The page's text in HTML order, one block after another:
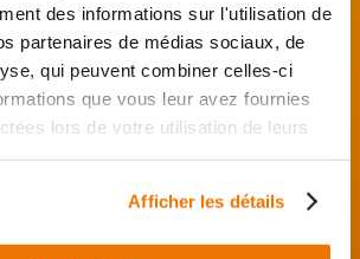
des informations sur l'utilisation de
partenaires de médias sociaux, de
qui peuvent combiner celles-ci
que vous leur avez fournies
lors de votre utilisation de leurs
Afficher les détails
réparateur et me
garage.
auprès
le partenaire.